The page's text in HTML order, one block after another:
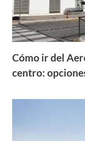
Cómo ir del
centro: